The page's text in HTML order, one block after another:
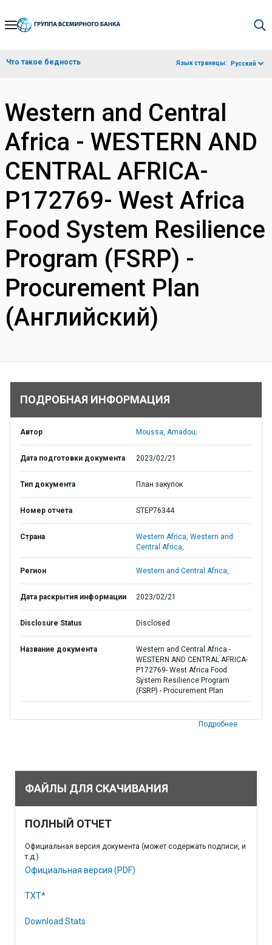
Skip
Navigation
Что такое бедность Язык страницы: Русский
Western and Central
Africa - WESTERN AND
CENTRAL AFRICA-
P172769- West Africa
Food System Resilience
Program (FSRP) -
Procurement Plan
(Английский)
ПОДРОБНАЯ ИНФОРМАЦИЯ
Автор Moussa, Amadou;
Дата подготовки документа 2023/02/21
Тип документа План закупок
Номер отчета STEP76344
Страна Western Africa, Western and
Central Africa,
Регион Western and Central Africa,
Дата раскрытия информации 2023/02/21
Disclosure Status Disclosed
Название документа
Western and Central Africa -
WESTERN AND CENTRAL AFRICA-
P172769- West Africa Food
System Resilience Program
(FSRP) - Procurement Plan
Подробнее
ФАЙЛЫ ДЛЯ СКАЧИВАНИЯ
ПОЛНЫЙ ОТЧЕТ
Официальная версия документа (может содержать подписи, и
т.д.)
Официальная версия (PDF)
TXT*
Download Stats